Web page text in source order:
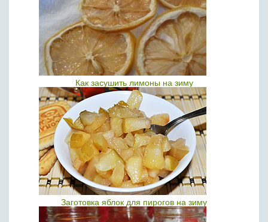
Как засушить лимоны на зиму
Заготовка яблок для пирогов на зиму